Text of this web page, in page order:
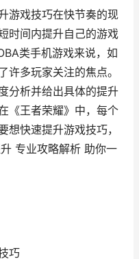
游戏技巧在快节奏的现
时间内提升自己的游戏
类手机游戏来说，如
许多玩家关注的焦点。
分析并给出具体的提升
《王者荣耀》中，每个
想快速提升游戏技巧，
专业攻略解析 助你一
巧